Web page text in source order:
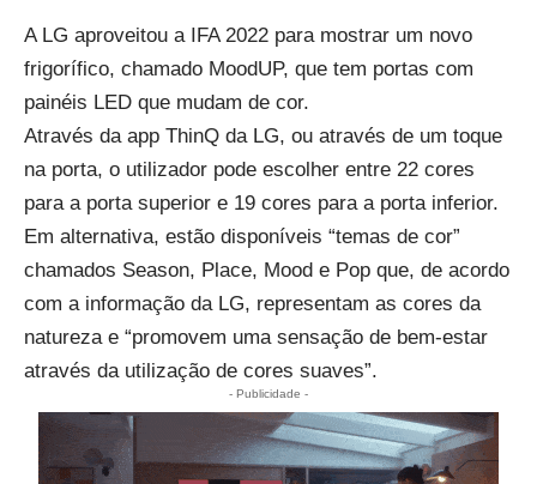
A LG aproveitou a IFA 2022 para mostrar um novo
frigorífico, chamado MoodUP, que tem portas com
painéis LED que mudam de cor.
Através da app ThinQ da LG, ou através de um toque
na porta, o utilizador pode escolher entre 22 cores
para a porta superior e 19 cores para a porta inferior.
Em alternativa, estão disponíveis “temas de cor”
chamados Season, Place, Mood e Pop que, de acordo
com a informação da LG, representam as cores da
natureza e “promovem uma sensação de bem-estar
através da utilização de cores suaves”.
- Publicidade -